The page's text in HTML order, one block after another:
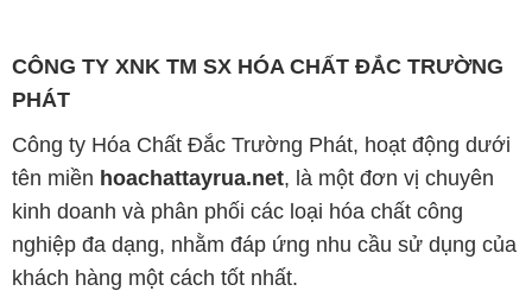
CÔNG TY XNK TM SX HÓA CHẤT ĐẮC TRƯỜNG
PHÁT
Công ty Hóa Chất Đắc Trường Phát, hoạt động dưới
tên miền hoachattayrua.net, là một đơn vị chuyên
kinh doanh và phân phối các loại hóa chất công
nghiệp đa dạng, nhằm đáp ứng nhu cầu sử dụng của
khách hàng một cách tốt nhất.